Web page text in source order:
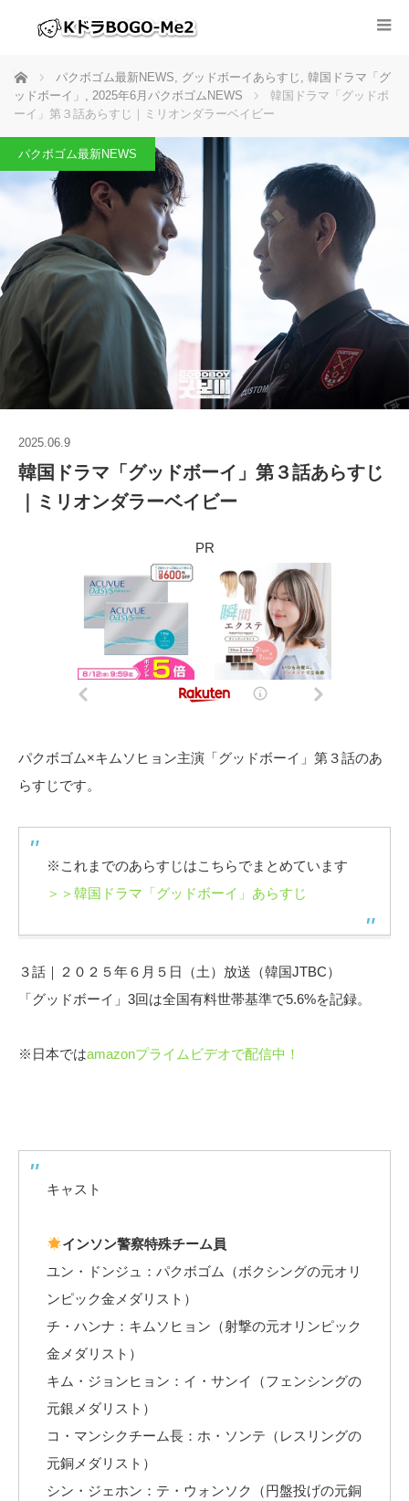
ホーム パクボゴム最新NEWS, グッドボーイあらすじ , 韓国ドラマ「グ
ッドボーイ」 , 2025年6月パクボゴムNEWS
韓国ドラマ「グッドボ
ーイ」第３話あらすじ｜ミリオンダラーベイビー
パクボゴム最新NEWS
2025.06.9
韓国ドラマ「グッドボーイ」第３話あらすじ
｜ミリオンダラーベイビー
PR
パクボゴム×キムソヒョン主演「グッドボーイ」第３話のあ
らすじです。
※これまでのあらすじはこちらでまとめています
＞＞韓国ドラマ「グッドボーイ」あらすじ
３話｜２０２５年６月５日（土）放送（韓国JTBC）
「グッドボーイ」3回は全国有料世帯基準で5.6%を記録。
※日本ではamazonプライムビデオで配信中！
キャスト
インソン警察特殊チーム員
ユン・ドンジュ：パクボゴム（ボクシングの元オリ
ンピック金メダリスト）
チ・ハンナ：キムソヒョン（射撃の元オリンピック
金メダリスト）
キム・ジョンヒョン：イ・サンイ（フェンシングの
元銀メダリスト）
コ・マンシクチーム長：ホ・ソンテ（レスリングの
元銅メダリスト）
シン・ジェホン：テ・ウォンソク（円盤投げの元銅